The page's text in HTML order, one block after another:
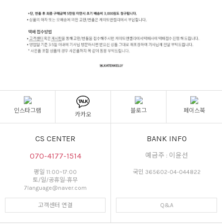
인스타그램
카카오
블로그 페이스북
CS CENTER
070-4177-1514
평일 11:00~17:00
토/일/공휴일-휴무
7language@naver.com
고객센터 연결
BANK INFO
예금주 : 이윤선
국민 365602-04-044822
Q&A